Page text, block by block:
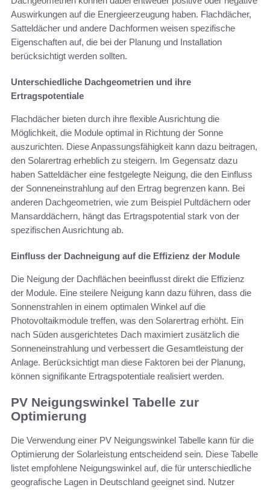
Auswirkungen auf die Energieerzeugung haben. Flachdächer,
Satteldächer und andere Dachformen weisen spezifische
Eigenschaften auf, die bei der Planung und Installation
berücksichtigt werden sollten.
Unterschiedliche Dachgeometrien und ihre
Ertragspotentiale
Flachdächer bieten durch ihre flexible Ausrichtung die
Möglichkeit, die Module optimal in Richtung der Sonne
auszurichten. Diese Anpassungsfähigkeit kann dazu beitragen,
den Solarertrag erheblich zu steigern. Im Gegensatz dazu
haben Satteldächer eine festgelegte Neigung, die den Einfluss
der Sonneneinstrahlung auf den Ertrag begrenzen kann. Bei
anderen Dachgeometrien, wie zum Beispiel Pultdächern oder
Mansarddächern, hängt das Ertragspotential stark von der
spezifischen Ausrichtung ab.
Einfluss der Dachneigung auf die Effizienz der Module
Die Neigung der Dachflächen beeinflusst direkt die Effizienz
der Module. Eine steilere Neigung kann dazu führen, dass die
Sonnenstrahlen in einem optimalen Winkel auf die
Photovoltaikmodule treffen, was den Solarertrag erhöht. Ein
nach Süden ausgerichtetes Dach maximiert zusätzlich die
Sonneneinstrahlung und verbessert die Gesamtleistung der
Anlage. Berücksichtigt man diese Faktoren bei der Planung,
können signifikante Ertragspotentiale realisiert werden.
PV Neigungswinkel Tabelle zur
Optimierung
Die Verwendung einer PV Neigungswinkel Tabelle kann für die
Optimierung der Solarleistung entscheidend sein. Diese Tabelle
listet empfohlene Neigungswinkel auf, die für unterschiedliche
geografische Lagen in Deutschland geeignet sind. Nutzer